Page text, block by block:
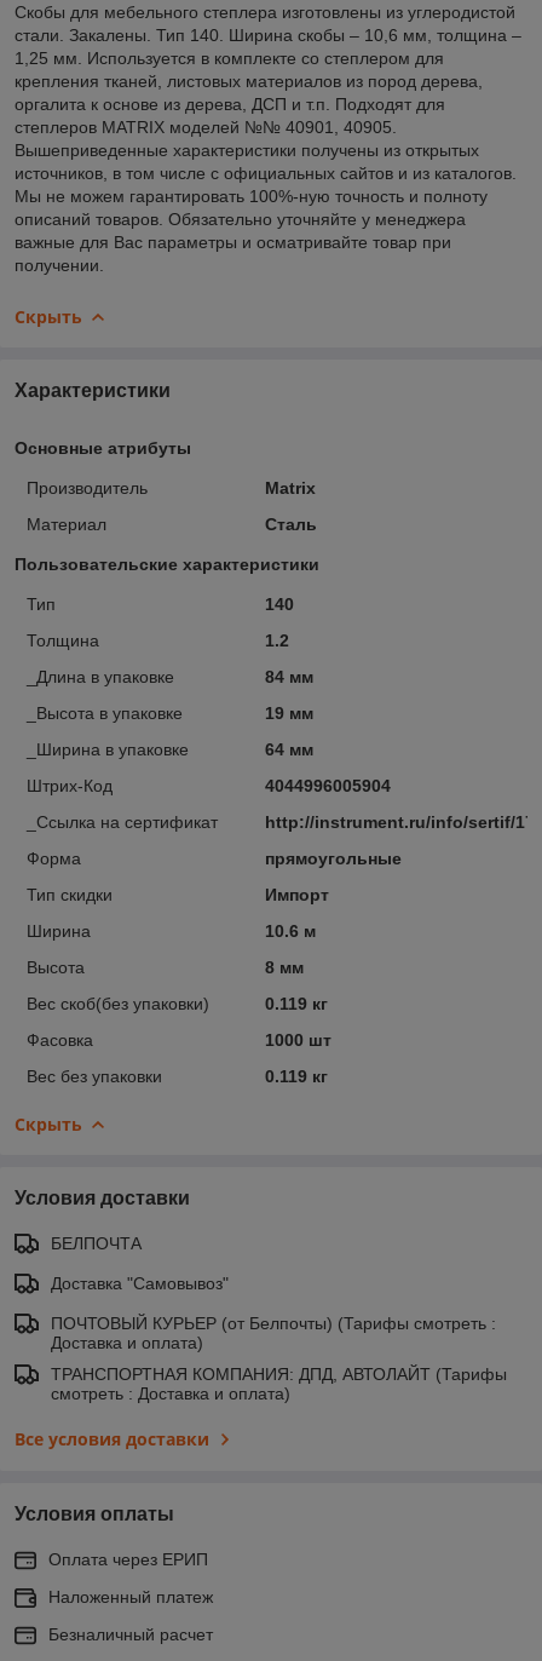
Скобы для мебельного степлера изготовлены из углеродистой
стали. Закалены. Тип 140. Ширина скобы – 10,6 мм, толщина –
1,25 мм. Используется в комплекте со степлером для
крепления тканей, листовых материалов из пород дерева,
оргалита к основе из дерева, ДСП и т.п. Подходят для
степлеров MATRIX моделей №№ 40901, 40905.
Вышеприведенные характеристики получены из открытых
источников, в том числе с официальных сайтов и из каталогов.
Мы не можем гарантировать 100%-ную точность и полноту
описаний товаров. Обязательно уточняйте у менеджера
важные для Вас параметры и осматривайте товар при
получении.
Скрыть
Характеристики
Основные атрибуты
Производитель
Matrix
Материал
Сталь
Пользовательские характеристики
Тип
140
Толщина
1.2
_Длина в упаковке
84 мм
_Высота в упаковке
19 мм
_Ширина в упаковке
64 мм
Штрих-Код
4044996005904
_Ссылка на сертификат
http://instrument.ru/info/sertif/
Форма
прямоугольные
Тип скидки
Импорт
Ширина
10.6 м
Высота
8 мм
Вес скоб(без упаковки)
0.119 кг
Фасовка
1000 шт
Вес без упаковки
0.119 кг
Скрыть
Условия доставки
БЕЛПОЧТА
Доставка "Самовывоз"
ПОЧТОВЫЙ КУРЬЕР (от Белпочты) (Тарифы смотреть :
Доставка и оплата)
ТРАНСПОРТНАЯ КОМПАНИЯ: ДПД, АВТОЛАЙТ (Тарифы
смотреть : Доставка и оплата)
Все условия доставки
Условия оплаты
Оплата через ЕРИП
Наложенный платеж
Безналичный расчет